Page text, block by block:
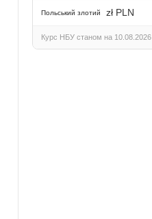
Польський злотий zł PLN
Курс НБУ станом на 10.08.2026